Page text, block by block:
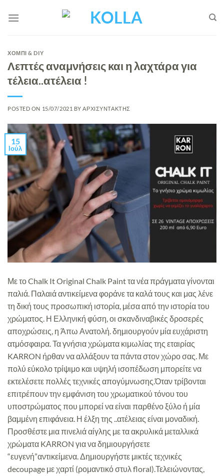
στο
ΧΟΜΠΙ & DIY
Λεπτές αναμνήσεις και η λαχτάρα για
τέλεια..ατέλεια !
POSTED ON 15/07/2021 BY ΑΡΧΙΣΥΝΤΑΚΤΗΣ
15
Ιούλ
Με το Chalk It Original Chalk Paint τα νέα πράγματα γίνονται
παλιά. Παλαιά αντικείμενα φοράνε τα καλά τους και μας λένε
τη δική τους προσωπική ιστορία, μέσα από την ιστορία του
χρώματος. Η Ελληνική φύση, οι σκανδιναβικές δροσερές
αποχρώσεις, η Άπω Ανατολή. δημιουργούν μία ευχάριστη
ατμόσφαιρα. Τα γνήσια χρώματα κιμωλίας της εταιρίας
KARRON ήρθαν να αλλάξουν τα πάντα στον χώρο σας. Με
πολύ εύκολο τρίψιμο και υψηλή ισοπέδωση μπορείτε να
εκτελέσετε πολλές τεχνικές απογύμνωσης.Όταν τρίβονται
επιτρέπουν την εμφάνιση του χρωματικού τόνου του
υποστρώματος που μπορεί να είναι παρθένο ξύλο ή μία
βαμμένη επιφάνεια. Η έλξη της ..ατέλειας είναι μοναδική.
Προσθέστε μια πινελιά αίγλης με τα ακρυλικά μεταλλικά
χρώματα KΑRRON για να δημιουργήσετε
“ευγενή”αντικείμενα. Δημιουργήστε μικτές τεχνικές
decoupage με χαρτί (ρομαντικό στυλ floral).Τελειώνοντας,